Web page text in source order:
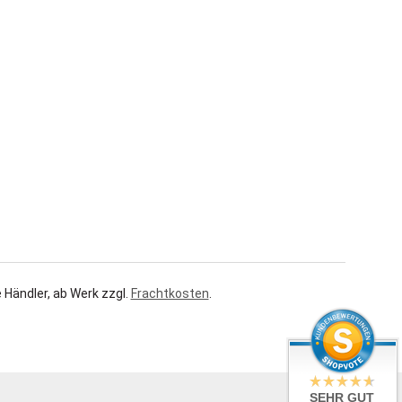
ab Werk zzgl. Frachtkosten
SEHR GUT